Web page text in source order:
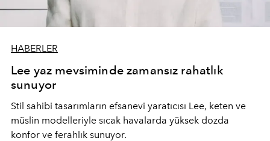
HABERLER
Lee yaz mevsiminde zamansız rahatlık
sunuyor
Stil sahibi tasarımların efsanevi yaratıcısı Lee, keten ve
müslin modelleriyle sıcak havalarda yüksek dozda
konfor ve ferahlık sunuyor.